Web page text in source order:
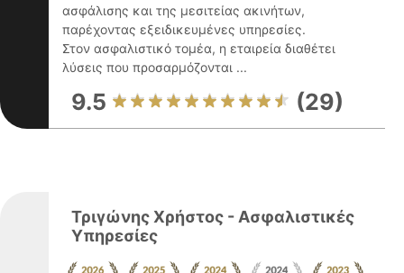
ασφάλισης και της μεσιτείας ακινήτων,
παρέχοντας εξειδικευμένες υπηρεσίες.
Στον ασφαλιστικό τομέα, η εταιρεία διαθέτει
λύσεις που προσαρμόζονται ...
9.5 (29)
Τριγώνης Χρήστος - Ασφαλιστικές
Υπηρεσίες